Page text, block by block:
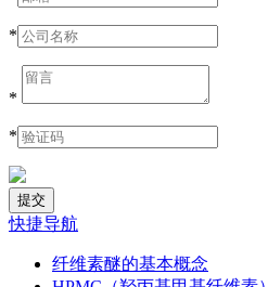
*
*
*
快捷导航
纤维素醚的基本概念